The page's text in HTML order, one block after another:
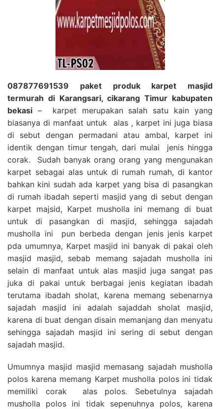
087877691539 paket produk karpet masjid
termurah di Karangsari, cikarang Timur kabupaten
bekasi – karpet merupakan salah satu kain yang
biasanya di manfaat untuk alas , karpet ini juga biasa
di sebut dengan permadani atau ambal, karpet ini
identik dengan timur tengah, dari mulai jenis hingga
corak. Sudah banyak orang orang yang mengunakan
karpet sebagai alas untuk di rumah rumah, di kantor
bahkan kini sudah ada karpet yang bisa di pasangkan
di rumah ibadah seperti masjid yang di sebut dengan
karpet majsid, Karpet musholla ini memang di buat
untuk di pasangkan di masjid, sehingga sajadah
musholla ini pun berbeda dengan jenis jenis karpet
pda umumnya, Karpet masjid ini banyak di pakai oleh
masjid masjid, sebab memang sajadah musholla ini
selain di manfaat untuk alas masjid juga sangat pas
juka di pakai untuk berbagai jenis kegiatan ibadah
terutama ibadah sholat, karena memang sebenarnya
sajadah masjid ini adalah sajaddah sholat masjid,
karena di buat dengan disain memanjang dan menyatu
sehingga sajadah masjid ini sering di sebut dengan
sajadah masjid.
Umumnya masjid masjid memasang sajadah musholla
polos karena memang Karpet musholla polos ini tidak
memiliki corak alas polos. Sebetulnya sajadah
musholla polos ini tidak sepenuhnya polos, karena